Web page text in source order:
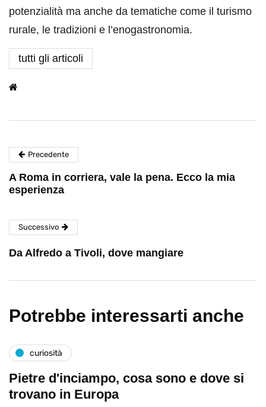
potenzialità ma anche da tematiche come il turismo
rurale, le tradizioni e l’enogastronomia.
tutti gli articoli
Precedente
A Roma in corriera, vale la pena. Ecco la mia
esperienza
Successivo
Da Alfredo a Tivoli, dove mangiare
Potrebbe interessarti anche
curiosità
Pietre d'inciampo, cosa sono e dove si
trovano in Europa